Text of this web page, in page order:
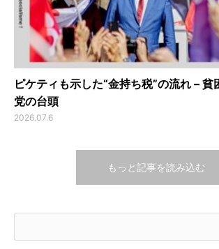
ピケティも示した“金持ち税”の流れ –
党の台頭
2026.07.6
もっと記事を読み込む